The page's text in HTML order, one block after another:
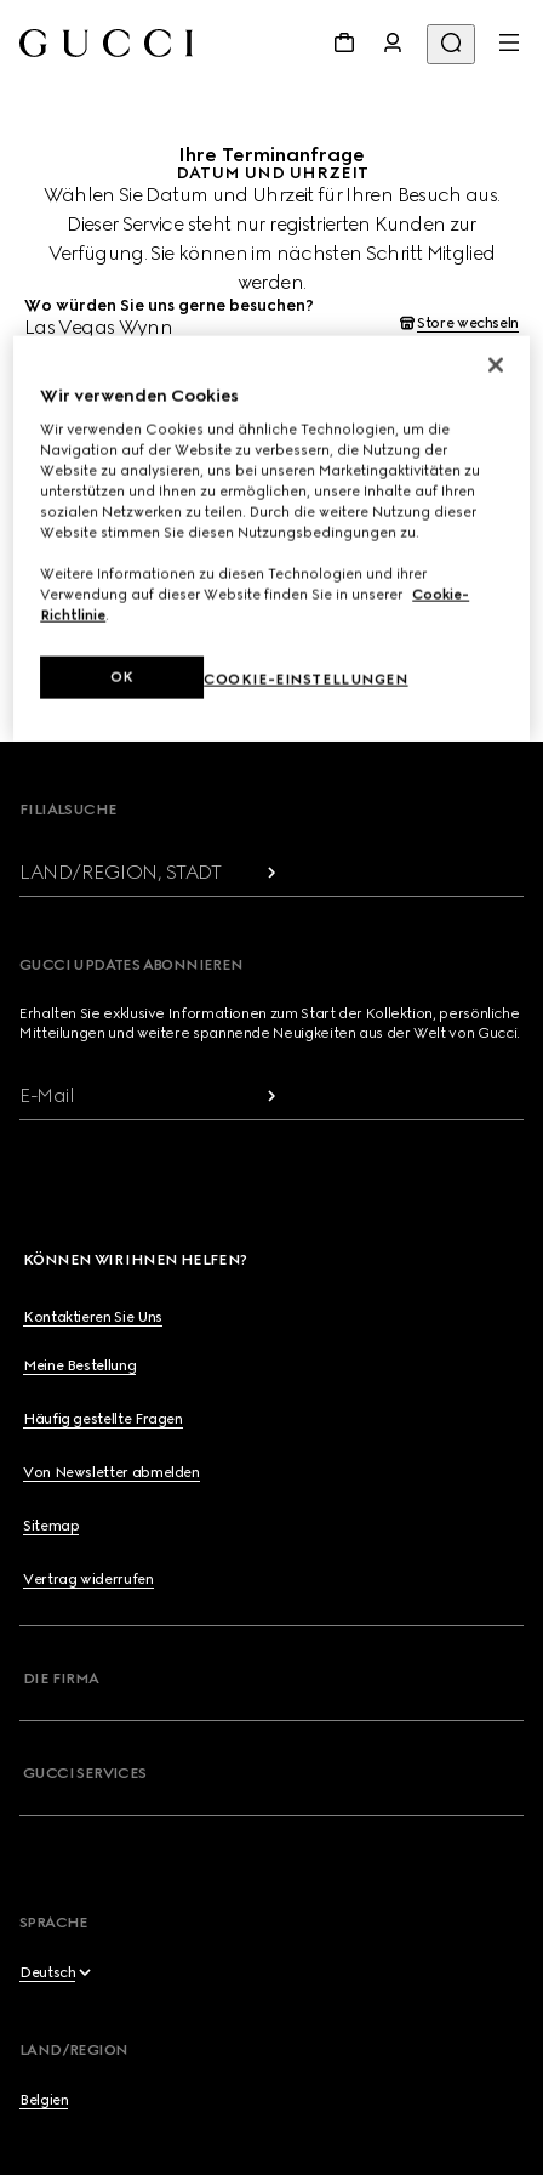
Ihre Terminanfrage
DATUM UND UHRZEIT
Wählen Sie Datum und Uhrzeit für Ihren Besuch aus.
Dieser Service steht nur registrierten Kunden zur
Verfügung. Sie können im nächsten Schritt Mitglied
werden.
Wo würden Sie uns gerne besuchen?
Las Vegas Wynn Store wechseln
8. Aug. 2026
UHRZEIT AUSWÄHLEN*
Footer
FILIALSUCHE
LAND/REGION, STADT
GUCCI UPDATES ABONNIEREN
Erhalten Sie exklusive Informationen zum Start der Kollektion, persönliche
Mitteilungen und weitere spannende Neuigkeiten aus der Welt von Gucci.
E-Mail
KÖNNEN WIR IHNEN HELFEN?
Kontaktieren Sie Uns
Meine Bestellung
Häufig gestellte Fragen
Von Newsletter abmelden
Sitemap
Vertrag widerrufen
DIE FIRMA
GUCCI SERVICES
SPRACHE
Deutsch
Français
LAND/REGION
Belgien
Wir verwenden Cookies
Wir verwenden Cookies und ähnliche Technologien, um die
Navigation auf der Website zu verbessern, die Nutzung der
Website zu analysieren, uns bei unseren Marketingaktivitäten zu
unterstützen und Ihnen zu ermöglichen, unsere Inhalte auf Ihren
sozialen Netzwerken zu teilen. Durch die weitere Nutzung dieser
Website stimmen Sie diesen Nutzungsbedingungen zu.
Weitere Informationen zu diesen Technologien und ihrer
Verwendung auf dieser Website finden Sie in unserer Cookie-
Richtlinie.
COOKIE-EINSTELLUNGEN
OK